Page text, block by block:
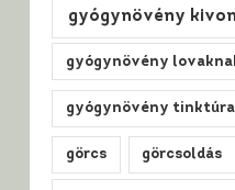
gyógynövény
gyógynövény
gyógynövény tinktúra
görcs görcsoldás